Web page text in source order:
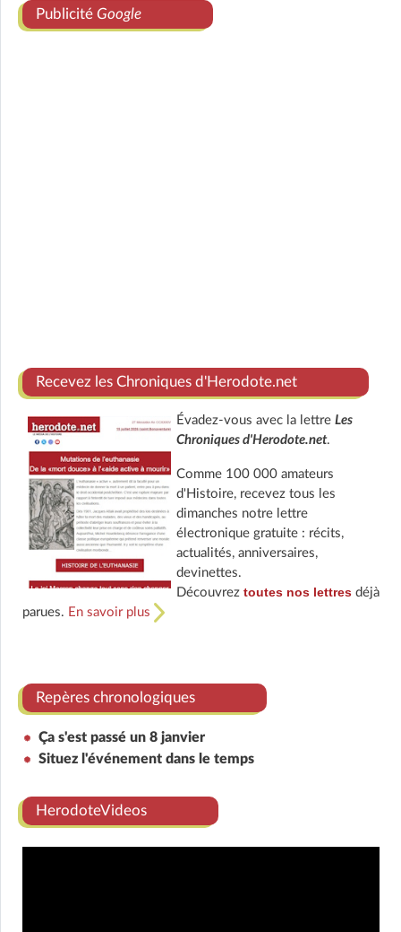
Publicité Google
Recevez les Chroniques d'Herodote.net
Évadez-vous avec la lettre Les
Chroniques d'Herodote.net.
Comme 100 000 amateurs
d'Histoire, recevez tous les
dimanches notre lettre
électronique gratuite : récits,
actualités, anniversaires,
devinettes.
Découvrez toutes nos lettresdéjà
parues. En savoir plus
Repères chronologiques
Ça s'est passé un 8 janvier
Situez l'événement dans le temps
HerodoteVideos